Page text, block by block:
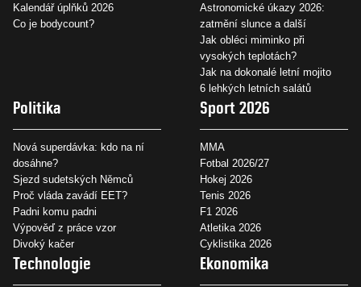
Kalendář úplňků 2026
Co je bodycount?
Astronomické úkazy 2026:
zatmění slunce a další
Jak obléci miminko při
vysokých teplotách?
Jak na dokonalé letní mojito
6 lehkých letních salátů
Politika
Nová superdávka: kdo na ní
dosáhne?
Sjezd sudetských Němců
Proč vláda zavádí EET?
Padni komu padni
Výpověď z práce vzor
Divoký kačer
Sport 2026
MMA
Fotbal 2026/27
Hokej 2026
Tenis 2026
F1 2026
Atletika 2026
Cyklistika 2026
Technologie Ekonomika